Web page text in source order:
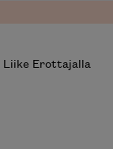
Liike Erottajalla